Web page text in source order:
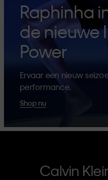
Raphinha
de nieuwe
Power
Ervaar een nieuw
performance.
Shop nu
Calvin